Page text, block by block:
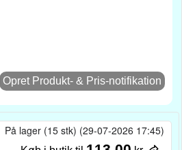
Opret Produkt- & Pris-notifikation
På lager (15 stk) (29-07-2026 17:45)